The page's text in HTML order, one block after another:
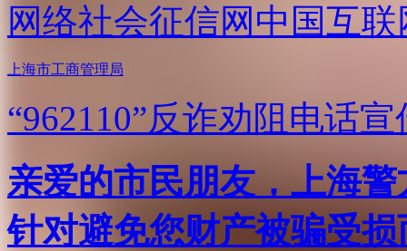
网络社会征信网 中国互
上海市工商管理局
“962110”反诈劝阻电话宣
亲爱的市民朋友，上海
针对避免您财产被骗受